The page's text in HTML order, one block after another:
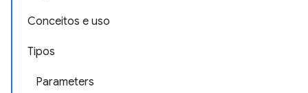
Conceitos e uso
Tipos
Parameters